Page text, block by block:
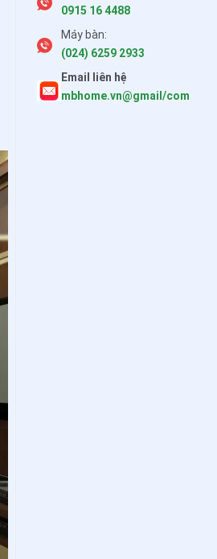
0915 16 4488
Máy bàn:
(024) 6259 2933
Email liên hệ
mbhome.vn@gmail/com